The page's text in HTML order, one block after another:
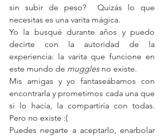
sin subir de peso?  Quizás lo que
necesitas es una varita mágica.
Yo la busqué durante años y puedo
decirte con la autoridad de la
experiencia: la varita que funcione en
este mundo de muggles no existe.
Mis amigas y yo fantaseábamos con
encontrarla y prometimos cada una que
si lo hacía, la compartiría con todas.
Pero no existe :(
Puedes negarte a aceptarlo, enarbolar